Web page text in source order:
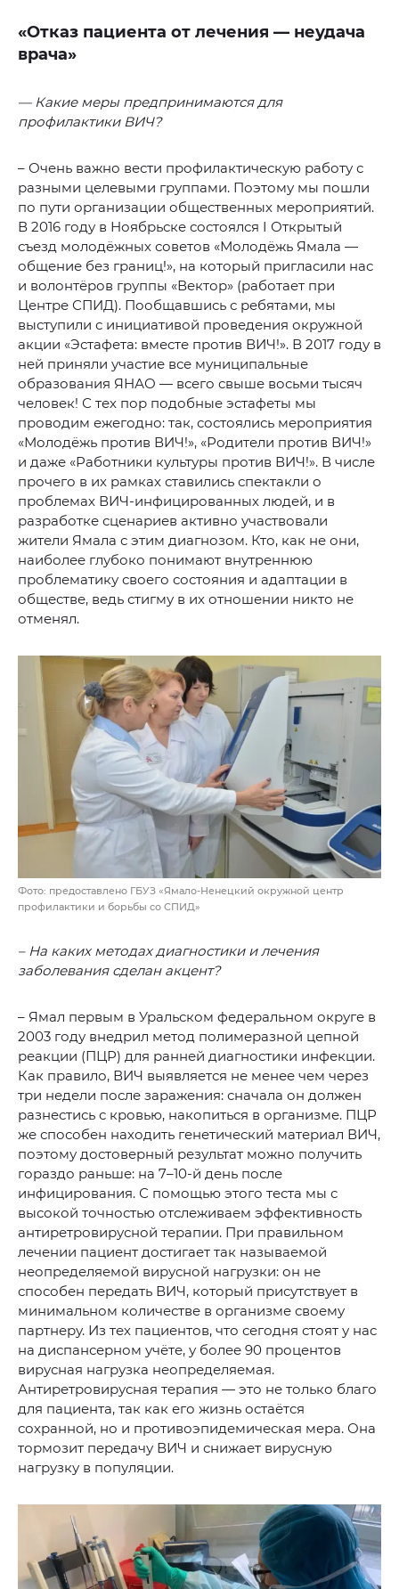
«Отказ пациента от лечения — неудача
врача»
— Какие меры предпринимаются для
профилактики ВИЧ?
– Очень важно вести профилактическую работу с
разными целевыми группами. Поэтому мы пошли
по пути организации общественных мероприятий.
В 2016 году в Ноябрьске состоялся I Открытый
съезд молодёжных советов «Молодёжь Ямала —
общение без границ!», на который пригласили нас
и волонтёров группы «Вектор» (работает при
Центре СПИД). Пообщавшись с ребятами, мы
выступили с инициативой проведения окружной
акции «Эстафета: вместе против ВИЧ!». В 2017 году в
ней приняли участие все муниципальные
образования ЯНАО — всего свыше восьми тысяч
человек! С тех пор подобные эстафеты мы
проводим ежегодно: так, состоялись мероприятия
«Молодёжь против ВИЧ!», «Родители против ВИЧ!»
и даже «Работники культуры против ВИЧ!». В числе
прочего в их рамках ставились спектакли о
проблемах ВИЧ-инфицированных людей, и в
разработке сценариев активно участвовали
жители Ямала с этим диагнозом. Кто, как не они,
наиболее глубоко понимают внутреннюю
проблематику своего состояния и адаптации в
обществе, ведь стигму в их отношении никто не
отменял.
Фото: предоставлено ГБУЗ «Ямало-Ненецкий окружной центр
профилактики и борьбы со СПИД»
– На каких методах диагностики и лечения
заболевания сделан акцент?
– Ямал первым в Уральском федеральном округе в
2003 году внедрил метод полимеразной цепной
реакции (ПЦР) для ранней диагностики инфекции.
Как правило, ВИЧ выявляется не менее чем через
три недели после заражения: сначала он должен
разнестись с кровью, накопиться в организме. ПЦР
же способен находить генетический материал ВИЧ,
поэтому достоверный результат можно получить
гораздо раньше: на 7–10-й день после
инфицирования. С помощью этого теста мы с
высокой точностью отслеживаем эффективность
антиретровирусной терапии. При правильном
лечении пациент достигает так называемой
неопределяемой вирусной нагрузки: он не
способен передать ВИЧ, который присутствует в
минимальном количестве в организме своему
партнеру. Из тех пациентов, что сегодня стоят у нас
на диспансерном учёте, у более 90 процентов
вирусная нагрузка неопределяемая.
Антиретровирусная терапия — это не только благо
для пациента, так как его жизнь остаётся
сохранной, но и противоэпидемическая мера. Она
тормозит передачу ВИЧ и снижает вирусную
нагрузку в популяции.